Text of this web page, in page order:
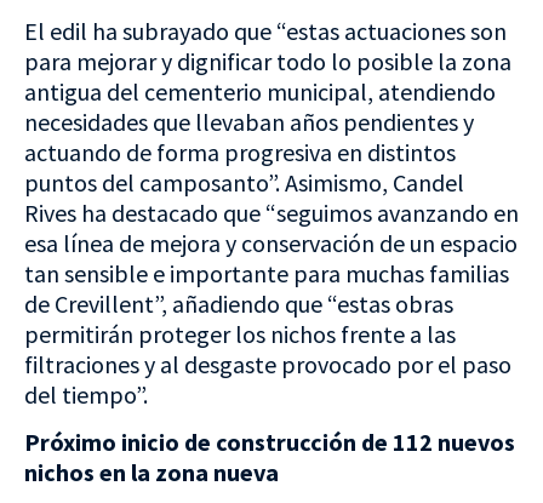
El edil ha subrayado que “estas actuaciones son
para mejorar y dignificar todo lo posible la zona
antigua del cementerio municipal, atendiendo
necesidades que llevaban años pendientes y
actuando de forma progresiva en distintos
puntos del camposanto”. Asimismo, Candel
Rives ha destacado que “seguimos avanzando en
esa línea de mejora y conservación de un espacio
tan sensible e importante para muchas familias
de Crevillent”, añadiendo que “estas obras
permitirán proteger los nichos frente a las
filtraciones y al desgaste provocado por el paso
del tiempo”.
Próximo inicio de construcción de 112 nuevos
nichos en la zona nueva